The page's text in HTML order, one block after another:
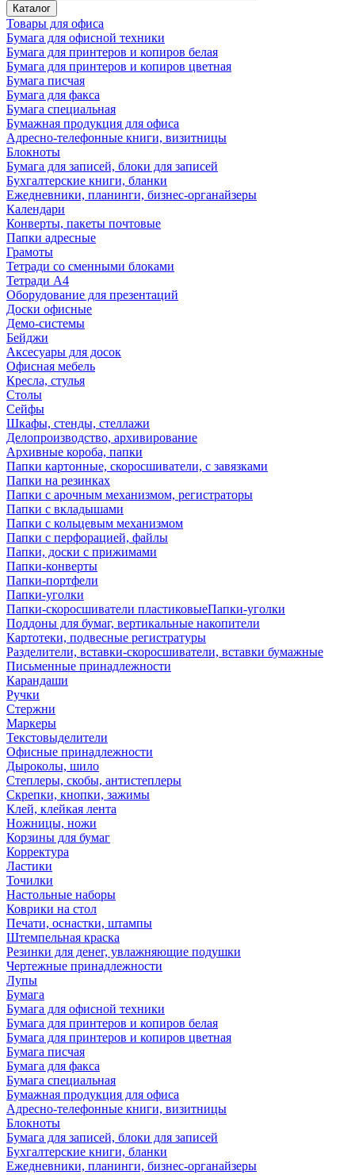
Каталог
Товары для офиса
Бумага для офисной техники
Бумага для принтеров и копиров белая
Бумага для принтеров и копиров цветная
Бумага писчая
Бумага для факса
Бумага специальная
Бумажная продукция для офиса
Адресно-телефонные книги, визитницы
Блокноты
Бумага для записей, блоки для записей
Бухгалтерские книги, бланки
Ежедневники, планинги, бизнес-органайзеры
Календари
Конверты, пакеты почтовые
Папки адресные
Грамоты
Тетради со сменными блоками
Тетради А4
Оборудование для презентаций
Доски офисные
Демо-системы
Бейджи
Аксесуары для досок
Офисная мебель
Кресла, стулья
Столы
Сейфы
Шкафы, стенды, стеллажи
Делопроизводство, архивирование
Архивные короба, папки
Папки картонные, скоросшиватели, с завязками
Папки на резинках
Папки с арочным механизмом, регистраторы
Папки с вкладышами
Папки с кольцевым механизмом
Папки с перфорацией, файлы
Папки, доски с прижимами
Папки-конверты
Папки-портфели
Папки-уголки
Папки-скоросшиватели пластиковыеПапки-уголки
Поддоны для бумаг, вертикальные накопители
Картотеки, подвесные регистратуры
Разделители, вставки-скоросшиватели, вставки бумажные
Письменные принадлежности
Карандаши
Ручки
Стержни
Маркеры
Текстовыделители
Офисные принадлежности
Дыроколы, шило
Степлеры, скобы, антистеплеры
Скрепки, кнопки, зажимы
Клей, клейкая лента
Ножницы, ножи
Корзины для бумаг
Корректура
Ластики
Точилки
Настольные наборы
Коврики на стол
Печати, оснастки, штампы
Штемпельная краска
Резинки для денег, увлажняющие подушки
Чертежные принадлежности
Лупы
Бумага
Бумага для офисной техники
Бумага для принтеров и копиров белая
Бумага для принтеров и копиров цветная
Бумага писчая
Бумага для факса
Бумага специальная
Бумажная продукция для офиса
Адресно-телефонные книги, визитницы
Блокноты
Бумага для записей, блоки для записей
Бухгалтерские книги, бланки
Ежедневники, планинги, бизнес-органайзеры